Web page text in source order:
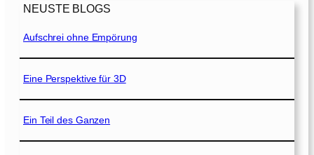
NEUSTE BLOGS
Aufschrei ohne Empörung
Eine Perspektive für 3D
Ein Teil des Ganzen